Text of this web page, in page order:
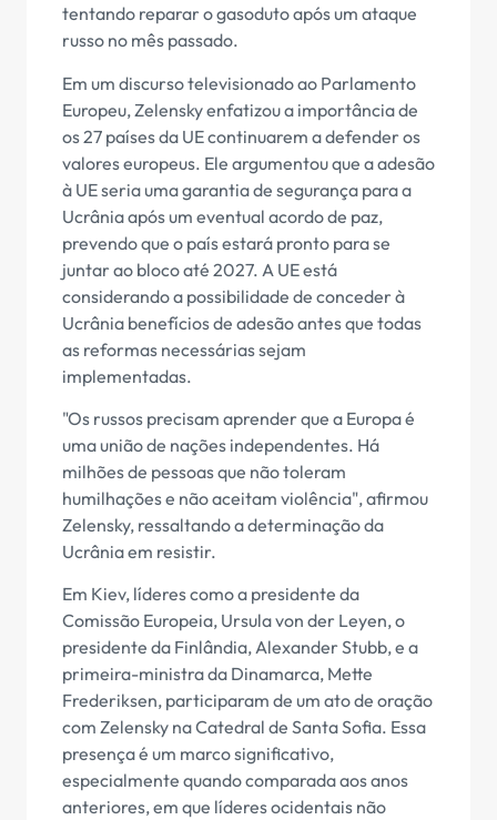
tentando reparar o gasoduto após um ataque
russo no mês passado.
Em um discurso televisionado ao Parlamento
Europeu, Zelensky enfatizou a importância de
os 27 países da UE continuarem a defender os
valores europeus. Ele argumentou que a adesão
à UE seria uma garantia de segurança para a
Ucrânia após um eventual acordo de paz,
prevendo que o país estará pronto para se
juntar ao bloco até 2027. A UE está
considerando a possibilidade de conceder à
Ucrânia benefícios de adesão antes que todas
as reformas necessárias sejam
implementadas.
"Os russos precisam aprender que a Europa é
uma união de nações independentes. Há
milhões de pessoas que não toleram
humilhações e não aceitam violência", afirmou
Zelensky, ressaltando a determinação da
Ucrânia em resistir.
Em Kiev, líderes como a presidente da
Comissão Europeia, Ursula von der Leyen, o
presidente da Finlândia, Alexander Stubb, e a
primeira-ministra da Dinamarca, Mette
Frederiksen, participaram de um ato de oração
com Zelensky na Catedral de Santa Sofia. Essa
presença é um marco significativo,
especialmente quando comparada aos anos
anteriores, em que líderes ocidentais não